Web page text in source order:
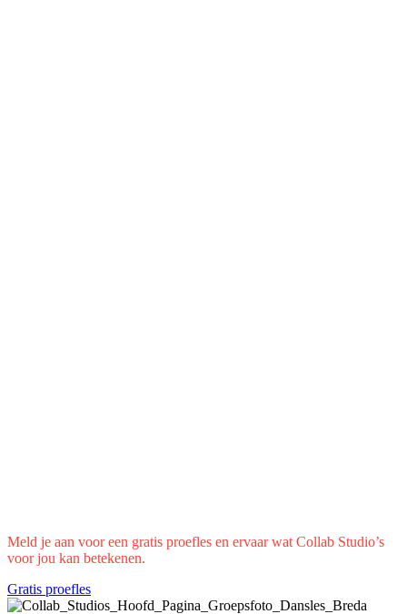
Meld je aan voor een gratis proefles en ervaar wat Collab Studio’s
voor jou kan betekenen.
Gratis proefles